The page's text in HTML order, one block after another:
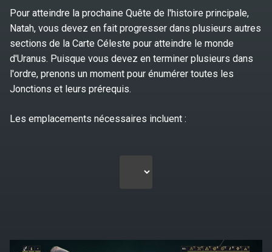
Pour atteindre la prochaine Quête de l'histoire principale,
Natah, vous devez en fait progresser dans plusieurs autres
sections de la Carte Céleste pour atteindre le monde
d'Uranus. Puisque vous devez en terminer plusieurs dans
l'ordre, prenons un moment pour énumérer toutes les
Jonctions et leurs prérequis.
Les emplacements nécessaires incluent :